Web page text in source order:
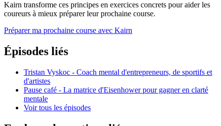
Kairn transforme ces principes en exercices concrets pour aider les
coureurs à mieux préparer leur prochaine course.
Préparer ma prochaine course avec Kairn
Épisodes liés
Tristan Vyskoc - Coach mental d'entrepreneurs, de sportifs et
d'artistes
Pause café - La matrice d'Eisenhower pour gagner en clarté
mentale
Voir tous les épisodes